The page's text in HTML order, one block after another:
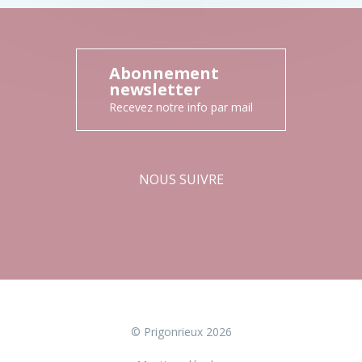
Abonnement
newsletter
Recevez notre info par mail
NOUS SUIVRE
© Prigonrieux 2026